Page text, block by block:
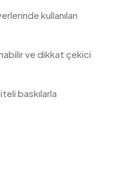
kullanılan
ve dikkat çekici
baskılarla